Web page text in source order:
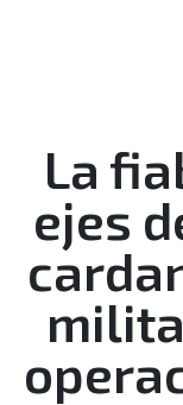
La
ejes